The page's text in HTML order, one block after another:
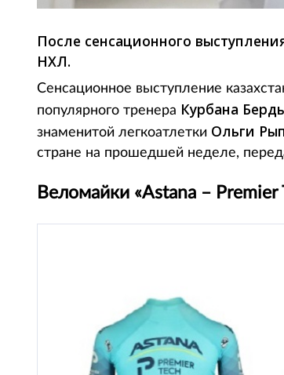
После сенсационного
НХЛ.
Сенсационное выступление
популярного тренера Курбана
знаменитой легкоатлетки Ольги
стране на прошедшей неделе,
Веломайки «Astana –